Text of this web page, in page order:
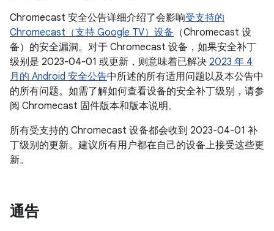
Chromecast 安全公告详细介绍了会影响受支持的
Chromecast（支持 Google TV）设备 （Chromecast 设
备）的安全漏洞。对于 Chromecast 设备，如果安全补丁
级别是 2023-04-01 或更新，则意味着已解决 2023 年 4
月的 Android 安全公告中所述的所有适用问题以及本公告中
的所有问题。如需了解如何查看设备的安全补丁级别，请参
阅 Chromecast 固件版本和版本说明。
所有受支持的 Chromecast 设备都会收到 2023-04-01 补
丁级别的更新。建议所有用户都在自己的设备上接受这些更
新。
通告